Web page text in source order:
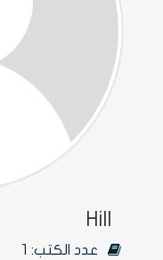
عدد الكتب: 1